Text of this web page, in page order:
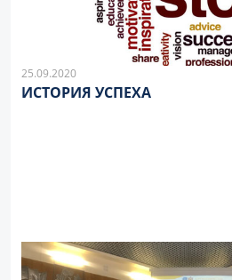
25.09.2020
ИСТОРИЯ УСПЕХА